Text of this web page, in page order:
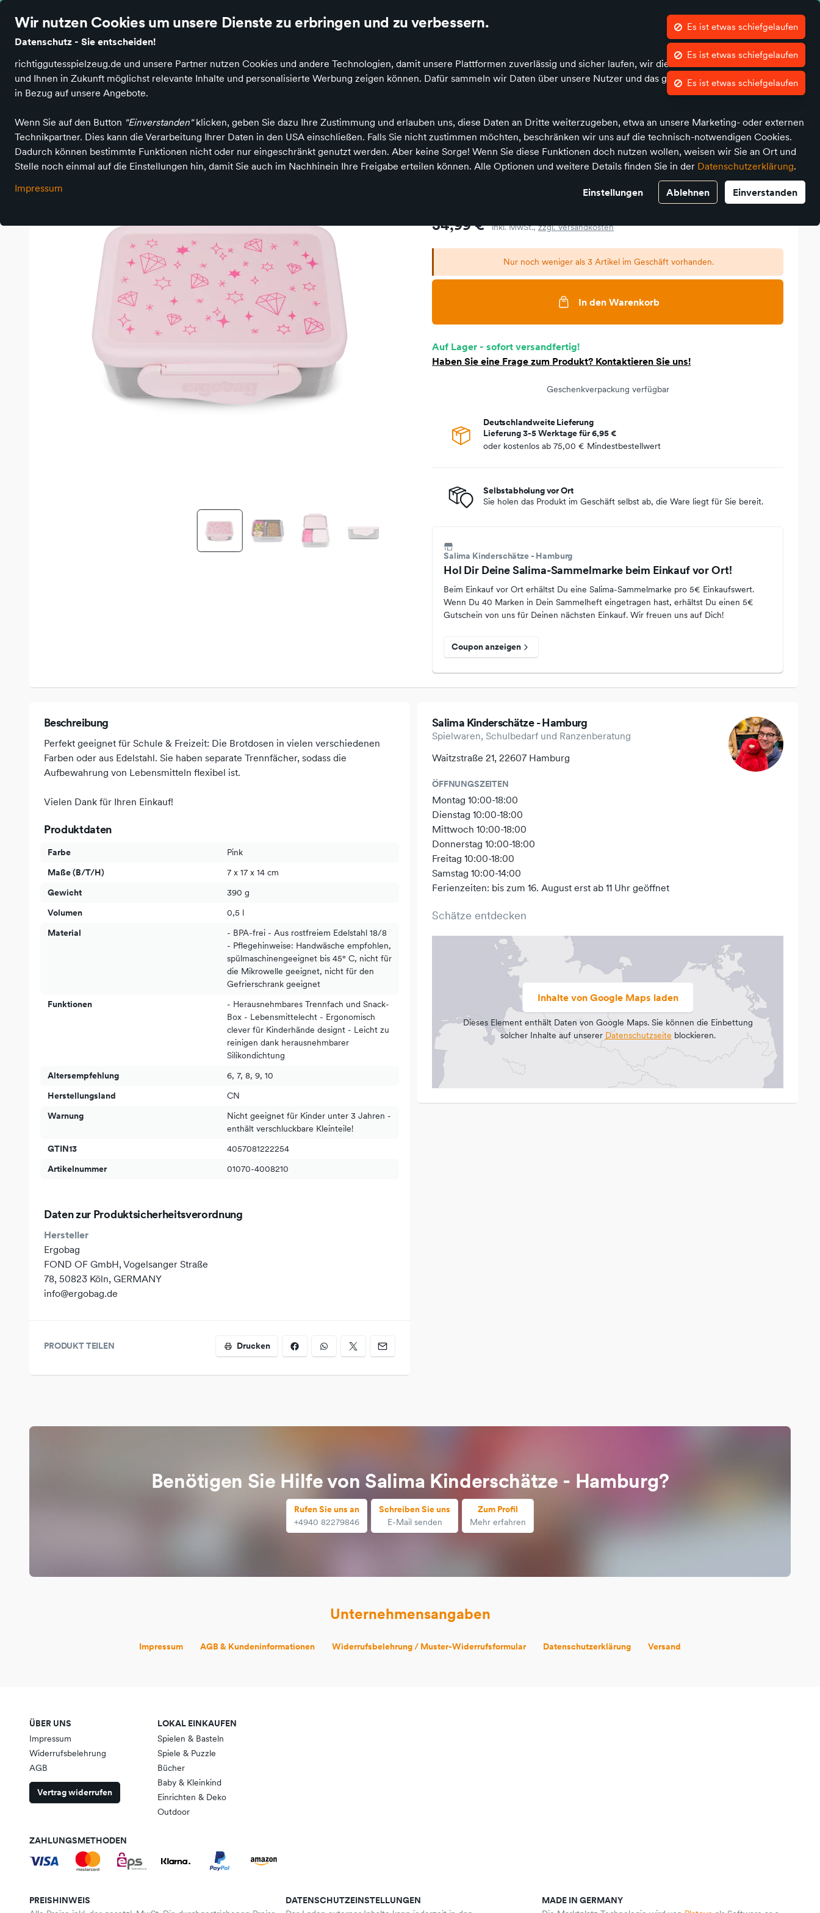
Wir nutzen Cookies um unsere Dienste zu erbringen und zu verbessern.
Datenschutz - Sie entscheiden!
richtiggutesspielzeug.de und unsere Partner nutzen Cookies und andere Technologien, damit unsere Plattformen zuverlässig und sicher laufen, wir die Performance nachvollziehen
und Ihnen in Zukunft möglichst relevante Inhalte und personalisierte Werbung zeigen können. Dafür sammeln wir Daten über unsere Nutzer und das geräteübergreifende Verhalten
in Bezug auf unsere Angebote.
Wenn Sie auf den Button "Einverstanden"klicken, geben Sie dazu Ihre Zustimmung und erlauben uns, diese Daten an Dritte weiterzugeben, etwa an unsere Marketing- oder externen
Technikpartner. Dies kann die Verarbeitung Ihrer Daten in den USA einschließen. Falls Sie nicht zustimmen möchten, beschränken wir uns auf die technisch-notwendigen Cookies.
Dadurch können bestimmte Funktionen nicht oder nur eingeschränkt genutzt werden. Aber keine Sorge! Wenn Sie diese Funktionen doch nutzen wollen, weisen wir Sie an Ort und
Stelle noch einmal auf die Einstellungen hin, damit Sie auch im Nachhinein Ihre Freigabe erteilen können. Alle Optionen und weitere Details finden Sie in der Datenschutzerklärung.
Impressum
Einstellungen Ablehnen Einverstanden
Mein Konto Warenkorb
Produktkategorien Spielen & Basteln Spiele & Puzzle Bücher
Baby & Kleinkind
Einrichten & Deko
Outdoor
Schaufenster Schultüten MARKEN
Brotdose Edelstahl Glitzer
Preis
34,99 € inkl. MwSt.,zzgl. Versandkosten
Nur noch weniger als 3 Artikel im Geschäft vorhanden.
In den Warenkorb
Auf Lager - sofort versandfertig!
Haben Sie eine Frage zum Produkt? Kontaktieren Sie uns!
Geschenkverpackung verfügbar
Deutschlandweite Lieferung
Lieferung 3-5 Werktage für6,95 €
oder kostenlos ab 75,00 € Mindestbestellwert
Selbstabholung vor Ort
Sie holen das Produkt im Geschäft selbst ab, die Ware liegt für Sie bereit.
Salima Kinderschätze - Hamburg
Hol Dir Deine Salima-Sammelmarke beim Einkauf vor Ort!
Beim Einkauf vor Ort erhältst Du eine Salima-Sammelmarke pro 5€ Einkaufswert.
Wenn Du 40 Marken in Dein Sammelheft eingetragen hast, erhältst Du einen 5€
Gutschein von uns für Deinen nächsten Einkauf. Wir freuen uns auf Dich!
Coupon anzeigen
Beschreibung
Perfekt geeignet für Schule & Freizeit: Die Brotdosen in vielen verschiedenen
Farben oder aus Edelstahl. Sie haben separate Trennfächer, sodass die
Aufbewahrung von Lebensmitteln flexibel ist.
Vielen Dank für Ihren Einkauf!
Produktdaten
Farbe
Pink
Maße (B/T/H)
7 x 17 x 14 cm
Gewicht
390 g
Volumen
0,5 l
Material
- BPA-frei - Aus rostfreiem Edelstahl 18/8
- Pflegehinweise: Handwäsche empfohlen,
spülmaschinengeeignet bis 45° C, nicht für
die Mikrowelle geeignet, nicht für den
Gefrierschrank geeignet
Funktionen
- Herausnehmbares Trennfach und Snack-
Box - Lebensmittelecht - Ergonomisch
clever für Kinderhände designt - Leicht zu
reinigen dank herausnehmbarer
Silikondichtung
Altersempfehlung
6, 7, 8, 9, 10
Herstellungsland
CN
Warnung
Nicht geeignet für Kinder unter 3 Jahren -
enthält verschluckbare Kleinteile!
GTIN13
4057081222254
Artikelnummer
01070-4008210
Daten zur Produktsicherheitsverordnung
Hersteller
Ergobag
FOND OF GmbH, Vogelsanger Straße
78, 50823 Köln, GERMANY
info@ergobag.de
PRODUKT TEILEN Drucken
Salima Kinderschätze - Hamburg
Spielwaren, Schulbedarf und Ranzenberatung
Waitzstraße 21, 22607 Hamburg
ÖFFNUNGSZEITEN
Montag 10:00-18:00
Dienstag 10:00-18:00
Mittwoch 10:00-18:00
Donnerstag 10:00-18:00
Freitag 10:00-18:00
Samstag 10:00-14:00
Ferienzeiten: bis zum 16. August erst ab 11 Uhr geöffnet
Schätze entdecken
Inhalte von Google Maps laden
Dieses Element enthält Daten von Google Maps. Sie können die Einbettung
solcher Inhalte auf unserer Datenschutzseite blockieren.
Benötigen Sie Hilfe von Salima Kinderschätze - Hamburg?
Rufen Sie uns an
+4940 82279846
Schreiben Sie uns
E-Mail senden
Zum Profil
Mehr erfahren
Unternehmensangaben
Impressum AGB & Kundeninformationen Widerrufsbelehrung / Muster-Widerrufsformular Datenschutzerklärung Versand
ÜBER UNS
Impressum
Widerrufsbelehrung
AGB
Vertrag widerrufen
LOKAL EINKAUFEN
Spielen & Basteln
Spiele & Puzzle
Bücher
Baby & Kleinkind
Einrichten & Deko
Outdoor
ZAHLUNGSMETHODEN
PREISHINWEIS
DATENSCHUTZEINSTELLUNGEN
MADE IN GERMANY